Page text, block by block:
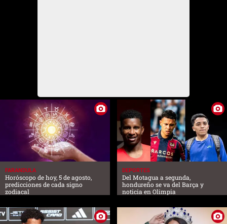
FARANDULA
Horóscopo de hoy, 5 de agosto,
predicciones de cada signo
zodiacal
DEPORTES
Del Motagua a segunda,
hondureño se va del Barça y
noticia en Olimpia